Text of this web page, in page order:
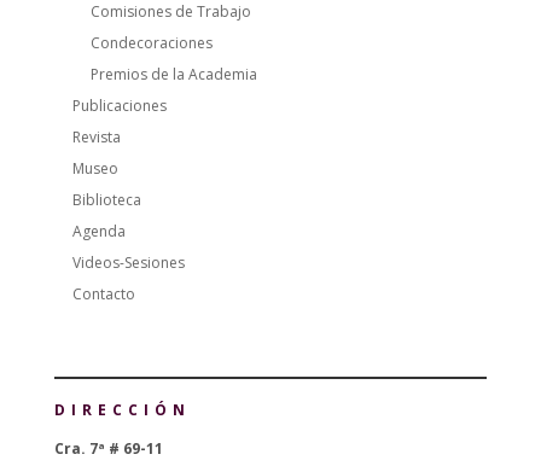
Comisiones de Trabajo
Condecoraciones
Premios de la Academia
Publicaciones
Revista
Museo
Biblioteca
Agenda
Videos-Sesiones
Contacto
DIRECCIÓN
Cra. 7ª # 69-11